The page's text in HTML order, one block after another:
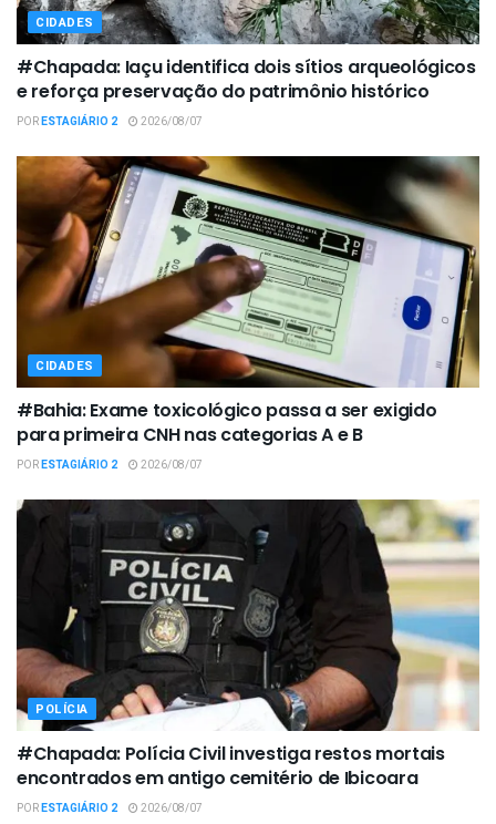
CIDADES
#Chapada: Iaçu identifica dois sítios arqueológicos
e reforça preservação do patrimônio histórico
PORESTAGIÁRIO 2 2026/08/07
CIDADES
#Bahia: Exame toxicológico passa a ser exigido
para primeira CNH nas categorias A e B
PORESTAGIÁRIO 2 2026/08/07
POLÍCIA
#Chapada: Polícia Civil investiga restos mortais
encontrados em antigo cemitério de Ibicoara
PORESTAGIÁRIO 2 2026/08/07